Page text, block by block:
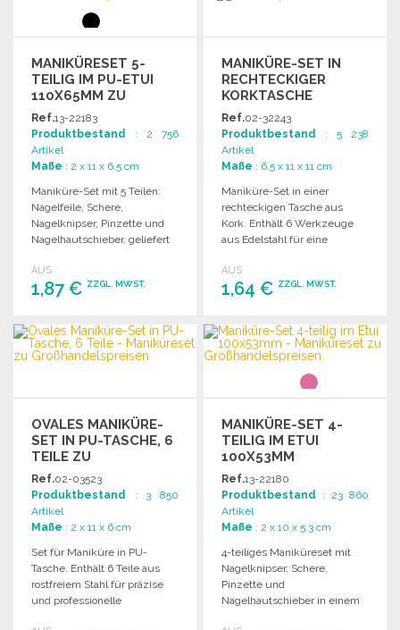
MANIKÜRESET 5-
TEILIG IM PU-ETUI
110X65MM ZU
GROSSHANDELSPREISEN
Ref.13-22183
Produktbestand : 2 756
Artikel
Maße : 2 x 11 x 6.5 cm
Maniküre-Set mit 5 Teilen:
Nagelfeile, Schere,
Nagelknipser, Pinzette und
Nagelhautschieber, geliefert
20 mm.
AUS
1,87 € ZZGL. MWST.
BESTELLEN
Angebot anfordern
MANIKÜRE-SET IN
RECHTECKIGER
KORKTASCHE
Ref.02-32243
Produktbestand : 5 238
Artikel
Maße : 6.5 x 11 x 11 cm
Maniküre-Set in einer
rechteckigen Tasche aus
Kork. Enthält 6 Werkzeuge
aus Edelstahl für eine
AUS
1,64 € ZZGL. MWST.
BESTELLEN
Angebot anfordern
OVALES MANIKÜRE-
SET IN PU-TASCHE, 6
TEILE ZU
GROSSHANDELSPREISEN
Ref.02-03523
Produktbestand : 3 850
Artikel
Maße : 2 x 11 x 6 cm
Set für Maniküre in PU-
Tasche. Enthält 6 Teile aus
rostfreiem Stahl für präzise
und professionelle
MANIKÜRE-SET 4-
TEILIG IM ETUI
100X53MM
Ref.13-22180
Produktbestand : 23 860
Artikel
Maße : 2 x 10 x 5.3 cm
4-teiliges Maniküreset mit
Nagelknipser, Schere,
Pinzette und
Nagelhautschieber in einem